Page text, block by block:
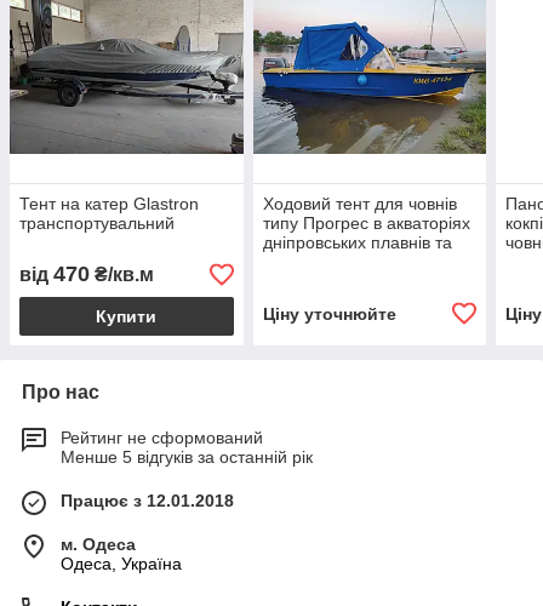
Тент на катер Glastron
транспортувальний
від 470 ₴/кв.м
Купити
Ходовий тент для човнів
типу Прогрес в акваторіях
дніпровських плавнів та
Ціну уточнюйте
Про нас
Рейтинг не сформований
Менше 5 відгуків за останній рік
Працює з 12.01.2018
м. Одеса
Одеса, Україна